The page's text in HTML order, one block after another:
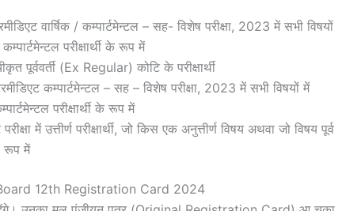
वार्षिक / कम्पार्टमेन्टल – सह- विशेष परीक्षा, 2023 में सभी विषयों
परीक्षार्थी के रूप में
पूर्ववर्ती (Ex Regular) कोटि के परीक्षार्थी
कम्पार्टमेन्टल – सह – विशेष परीक्षा, 2023 में सभी विषयों में
परीक्षार्थी के रूप में
में उत्तीर्ण परीक्षार्थी, जो किस एक अनुत्तीर्ण विषय अथवा जो विषय पूर्व
रूप में
12th Registration Card 2024